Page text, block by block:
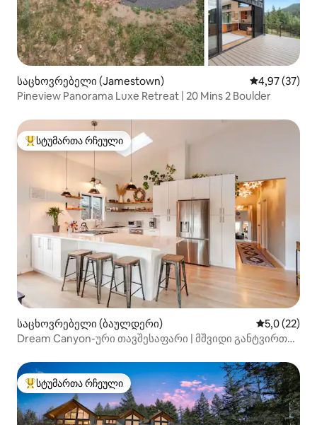
საცხოვრებელი (Jamestown) საშუალო
4,97 (37)
Pineview Panorama Luxe Retreat | 20 Mins 2 Boulder
სტუმართა რჩეული მოწინავე ვარიანტი
სტუმართა რჩეული
საცხოვრებელი (ბაულდერი) საშუალო
5,0 (22)
Dream Canyon-ური თავშესაფარი | მშვიდი განტვირთვა
სტუმართა რჩეული მოწინავე ვარიანტი
სტუმართა რჩეული